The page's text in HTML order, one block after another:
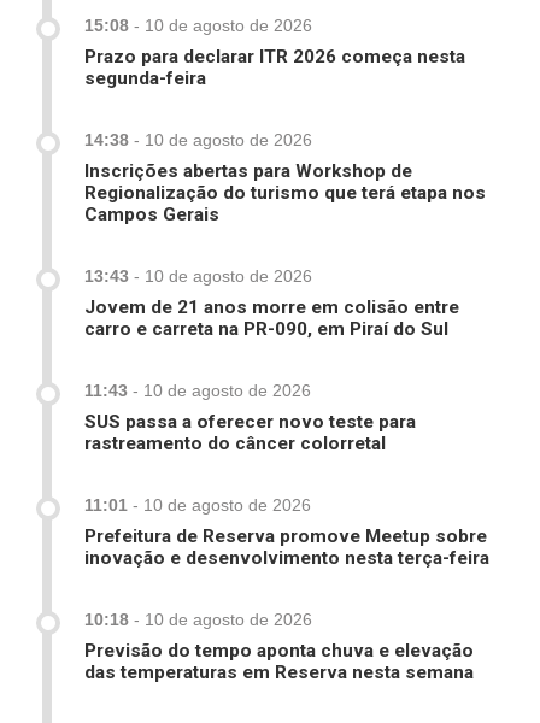
15:08 - 10 de agosto de 2026
Prazo para declarar ITR 2026 começa nesta
segunda-feira
14:38 - 10 de agosto de 2026
Inscrições abertas para Workshop de
Regionalização do turismo que terá etapa nos
Campos Gerais
13:43 - 10 de agosto de 2026
Jovem de 21 anos morre em colisão entre
carro e carreta na PR-090, em Piraí do Sul
11:43 - 10 de agosto de 2026
SUS passa a oferecer novo teste para
rastreamento do câncer colorretal
11:01 - 10 de agosto de 2026
Prefeitura de Reserva promove Meetup sobre
inovação e desenvolvimento nesta terça-feira
10:18 - 10 de agosto de 2026
Previsão do tempo aponta chuva e elevação
das temperaturas em Reserva nesta semana